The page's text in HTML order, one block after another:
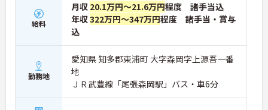
給料
月収 20.1万円～21.6万円程度 諸手当込
年収322万円～347万円程度 諸手当・賞与
込
勤務地
愛知県 知多郡東浦町 大字森岡字上源吾一番
地
ＪＲ武豊線「尾張森岡駅」バス・車6分